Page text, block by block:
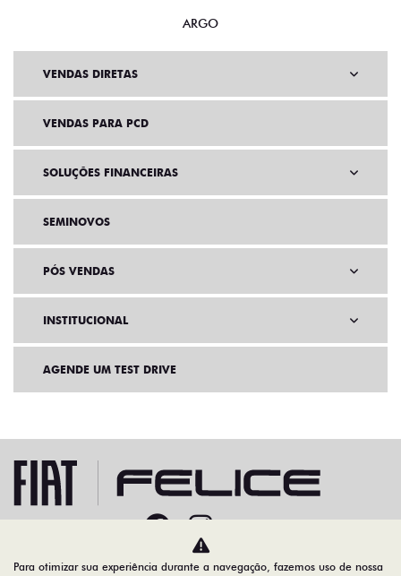
ARGO
VENDAS DIRETAS
VENDAS PARA PCD
SOLUÇÕES FINANCEIRAS
SEMINOVOS
PÓS VENDAS
INSTITUCIONAL
AGENDE UM TEST DRIVE
Home Ofertas
Para otimizar sua experiência durante a navegação, fazemos uso de nossa